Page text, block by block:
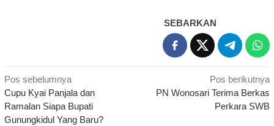
SEBARKAN
Navigasi
pos
Pos sebelumnya
Cupu Kyai Panjala dan
Ramalan Siapa Bupati
Gunungkidul Yang Baru?
Pos berikutnya
PN Wonosari Terima Berkas
Perkara SWB